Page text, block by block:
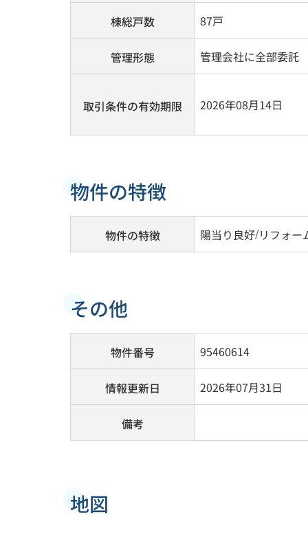
棟総戸数 87戸
管理形態 管理会社に全部委託
取引条件の有効期限 2026年08月14日
物件の特徴
物件の特徴 陽当り良好/リフォー
その他
物件番号 95460614
情報更新日 2026年07月31日
備考
地図